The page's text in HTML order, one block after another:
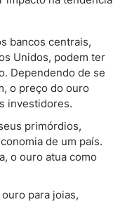
bancos centrais,
Unidos, podem ter
Dependendo de se
o preço do ouro
investidores.
primórdios,
de um país.
o ouro atua como
para joias,